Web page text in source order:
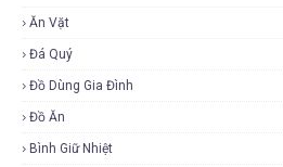
Ăn Vặt
Đá Quý
Đồ Dùng Gia Đình
Đồ Ăn
Bình Giữ Nhiệt